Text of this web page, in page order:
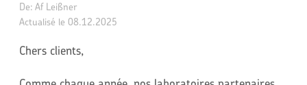
De: Af Leißner
Actualisé le 08.12.2025
Chers clients,